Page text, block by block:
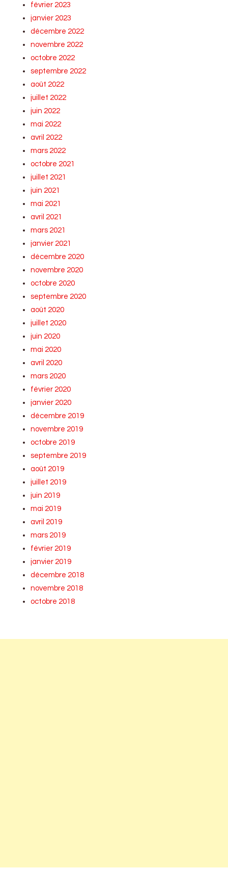
février 2023
janvier 2023
décembre 2022
novembre 2022
octobre 2022
septembre 2022
août 2022
juillet 2022
juin 2022
mai 2022
avril 2022
mars 2022
octobre 2021
juillet 2021
juin 2021
mai 2021
avril 2021
mars 2021
janvier 2021
décembre 2020
novembre 2020
octobre 2020
septembre 2020
août 2020
juillet 2020
juin 2020
mai 2020
avril 2020
mars 2020
février 2020
janvier 2020
décembre 2019
novembre 2019
octobre 2019
septembre 2019
août 2019
juillet 2019
juin 2019
mai 2019
avril 2019
mars 2019
février 2019
janvier 2019
décembre 2018
novembre 2018
octobre 2018